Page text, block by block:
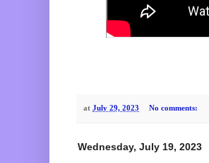
at July 29, 2023 No comments:
Wednesday, July 19, 2023